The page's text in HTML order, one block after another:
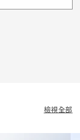
檢視全部